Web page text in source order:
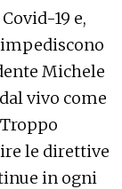
19 e,
Michele
vivo come
le direttive
in ogni